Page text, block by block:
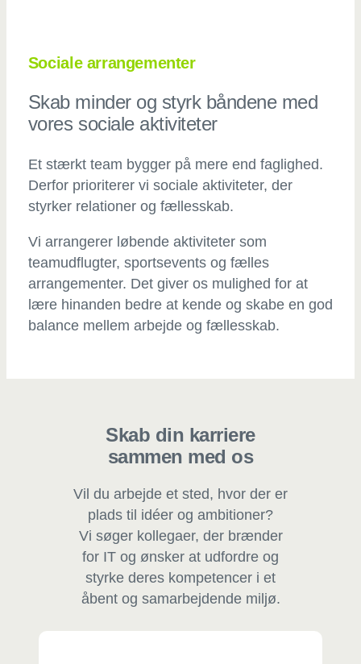
Sociale arrangementer
Skab minder og styrk båndene med
vores sociale aktiviteter
Et stærkt team bygger på mere end faglighed.
Derfor prioriterer vi sociale aktiviteter, der
styrker relationer og fællesskab.
Vi arrangerer løbende aktiviteter som
teamudflugter, sportsevents og fælles
arrangementer. Det giver os mulighed for at
lære hinanden bedre at kende og skabe en god
balance mellem arbejde og fællesskab.
Skab din karriere
sammen med os
Vil du arbejde et sted, hvor der er
plads til idéer og ambitioner?
Vi søger kollegaer, der brænder
for IT og ønsker at udfordre og
styrke deres kompetencer i et
åbent og samarbejdende miljø.